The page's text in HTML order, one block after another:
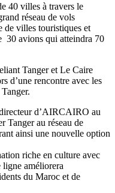
40 villes à travers le
réseau de vols
de villes touristiques et
30 avions qui atteindra 70
Tanger et Le Caire
d’une rencontre avec les
d’AIRCAIRO au
Tanger au réseau de
ainsi une nouvelle option
riche en culture avec
ligne améliorera
du Maroc et de